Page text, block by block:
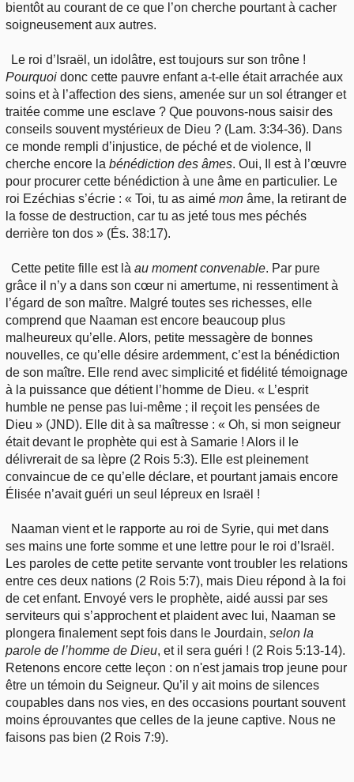
bientôt au courant de ce que l’on cherche pourtant à cacher
soigneusement aux autres.
Le roi d’Israël, un idolâtre, est toujours sur son trône !
Pourquoi donc cette pauvre enfant a-t-elle était arrachée aux
soins et à l’affection des siens, amenée sur un sol étranger et
traitée comme une esclave ? Que pouvons-nous saisir des
conseils souvent mystérieux de Dieu ? (Lam. 3:34-36). Dans
ce monde rempli d’injustice, de péché et de violence, Il
cherche encore la bénédiction des âmes. Oui, Il est à l’œuvre
pour procurer cette bénédiction à une âme en particulier. Le
roi Ezéchias s’écrie : « Toi, tu as aimé mon âme, la retirant de
la fosse de destruction, car tu as jeté tous mes péchés
derrière ton dos » (És. 38:17).
Cette petite fille est làau moment convenable. Par pure
grâce il n’y a dans son cœur ni amertume, ni ressentiment à
l’égard de son maître. Malgré toutes ses richesses, elle
comprend que Naaman est encore beaucoup plus
malheureux qu’elle. Alors, petite messagère de bonnes
nouvelles, ce qu’elle désire ardemment, c’est la bénédiction
de son maître. Elle rend avec simplicité et fidélité témoignage
à la puissance que détient l’homme de Dieu. « L’esprit
humble ne pense pas lui-même ; il reçoit les pensées de
Dieu » (JND). Elle dit à sa maîtresse : « Oh, si mon seigneur
était devant le prophète qui est à Samarie ! Alors il le
délivrerait de sa lèpre (2 Rois 5:3). Elle est pleinement
convaincue de ce qu’elle déclare, et pourtant jamais encore
Élisée n’avait guéri un seul lépreux en Israël !
Naaman vient et le rapporte au roi de Syrie, qui met dans
ses mains une forte somme et une lettre pour le roi d’Israël.
Les paroles de cette petite servante vont troubler les relations
entre ces deux nations (2 Rois 5:7), mais Dieu répond à la foi
de cet enfant. Envoyé vers le prophète, aidé aussi par ses
serviteurs qui s’approchent et plaident avec lui, Naaman se
plongera finalement sept fois dans le Jourdain, selon la
parole de l’homme de Dieu, et il sera guéri ! (2 Rois 5:13-14).
Retenons encore cette leçon : on n'est jamais trop jeune pour
être un témoin du Seigneur. Qu’il y ait moins de silences
coupables dans nos vies, en des occasions pourtant souvent
moins éprouvantes que celles de la jeune captive. Nous ne
faisons pas bien (2 Rois 7:9).